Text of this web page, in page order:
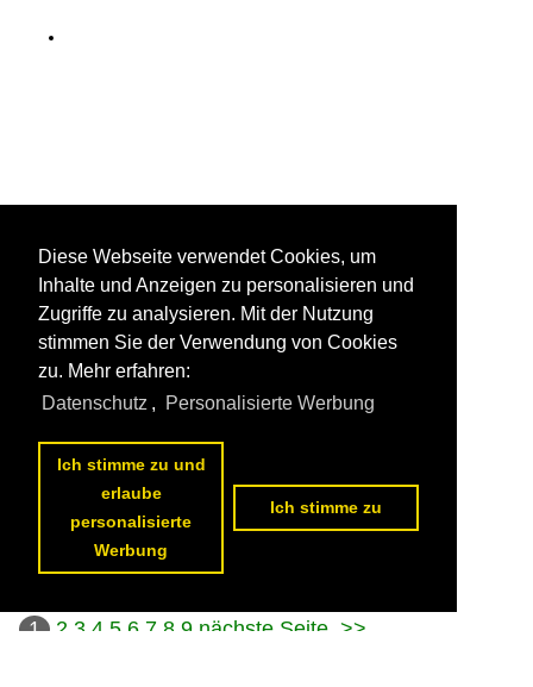
1 2 3 4 5 6 7 8 9 nächste Seite >>
Diese Webseite verwendet Cookies, um
Inhalte und Anzeigen zu personalisieren und
Zugriffe zu analysieren. Mit der Nutzung
stimmen Sie der Verwendung von Cookies
zu. Mehr erfahren:
Datenschutz , Personalisierte Werbung
Ich stimme zu und
erlaube
personalisierte
Werbung
Ich stimme zu